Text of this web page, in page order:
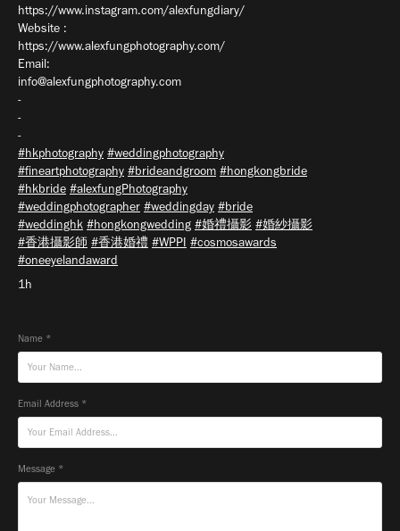
https://www.instagram.com/alexfungdiary/
Website :
https://www.alexfungphotography.com/
Email:
info@alexfungphotography.com
-
-
-
#hkphotography #weddingphotography
#fineartphotography #brideandgroom #hongkongbride
#hkbride #alexfungPhotography
#weddingphotographer #weddingday #bride
#weddinghk #hongkongwedding #婚禮攝影 #婚紗攝影
#香港攝影師 #香港婚禮 #WPPI #cosmosawards
#oneeyelandaward
1h
Name *
Email Address *
Message *